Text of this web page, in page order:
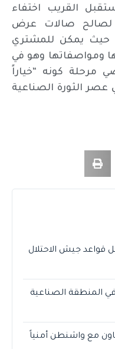
القريب اختفاء
لصالح صالات عرض
حيث يمكن للمشتري
ومواصفاتها وهو في
مرحلة كونه “خياراً
الثورة الصناعية
قواعد جيش الاحتلال
في المنطقة الصناعية
مع واشنطن أمنياً